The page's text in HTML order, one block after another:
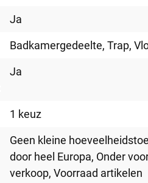
Ja
Badkamergedeelte, Trap,
Ja
1 keuz
Geen kleine
door heel Europa, Onder
verkoop, Voorraad artikelen